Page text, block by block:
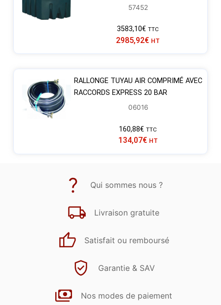
57452
3583,10€ TTC
2985,92€ HT
RALLONGE TUYAU AIR COMPRIMÉ AVEC
RACCORDS EXPRESS 20 BAR
06016
160,88€ TTC
134,07€ HT
Qui sommes nous ?
Livraison gratuite
Satisfait ou remboursé
Garantie & SAV
Nos modes de paiement